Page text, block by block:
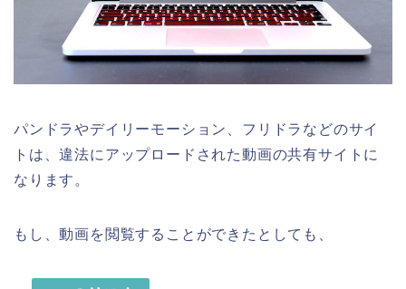
パンドラやデイリーモーション、フリドラなどのサイ
トは、違法にアップロードされた動画の共有サイトに
なります。
もし、動画を閲覧することができたとしても、